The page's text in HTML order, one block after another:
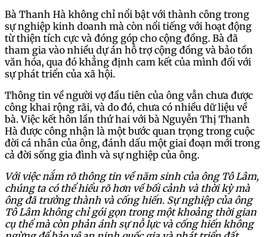
Bà Thanh Hà không chỉ nổi bật với thành công trong
sự nghiệp kinh doanh mà còn nổi tiếng với hoạt động
từ thiện tích cực và đóng góp cho cộng đồng. Bà đã
tham gia vào nhiều dự án hỗ trợ cộng đồng và bảo tồn
văn hóa, qua đó khẳng định cam kết của mình đối với
sự phát triển của xã hội.
Thông tin về người vợ đầu tiên của ông vẫn chưa được
công khai rộng rãi, và do đó, chưa có nhiều dữ liệu về
bà. Việc kết hôn lần thứ hai với bà Nguyễn Thị Thanh
Hà được công nhận là một bước quan trọng trong cuộc
đời cá nhân của ông, đánh dấu một giai đoạn mới trong
cả đời sống gia đình và sự nghiệp của ông.
Với việc nắm rõ thông tin về năm sinh của ông Tô Lâm,
chúng ta có thể hiểu rõ hơn về bối cảnh và thời kỳ mà
ông đã trưởng thành và cống hiến. Sự nghiệp của ông
Tô Lâm không chỉ gói gọn trong một khoảng thời gian
cụ thể mà còn phản ánh sự nỗ lực và cống hiến không